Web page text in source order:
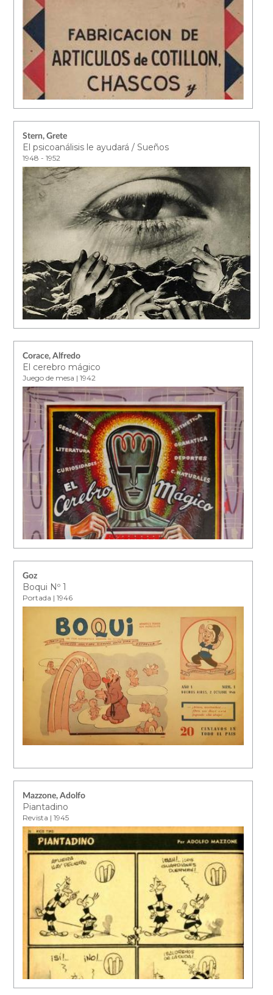
Stern, Grete
El psicoanálisis le ayudará / Sueños
1948 - 1952
Corace, Alfredo
El cerebro mágico
Juego de mesa | 1942
Goz
Boqui Nº 1
Portada | 1946
Mazzone, Adolfo
Piantadino
Revista | 1945